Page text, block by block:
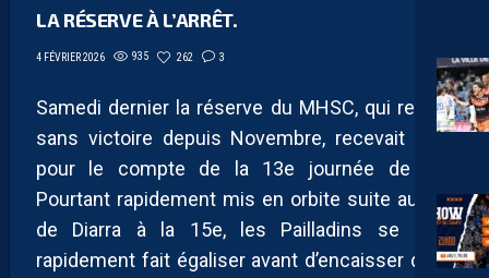
LA RÉSERVE À L’ARRÊT.
4 FÉVRIER 2026 935 262 3
Samedi dernier la réserve du MHSC, qui restait
sans victoire depuis Novembre, recevait Alès
pour le compte de la 13e journée de N3.
Pourtant rapidement mis en orbite suite au but
de Diarra à la 15e, les Pailladins se sont
rapidement fait égaliser avant d’encaisser deux